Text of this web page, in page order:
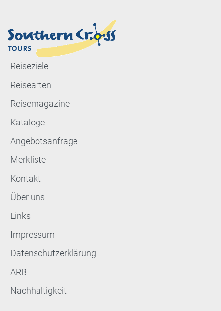
Reiseziele
Reisearten
Reisemagazine
Kataloge
Angebotsanfrage
Merkliste
Kontakt
Über uns
Links
Impressum
Datenschutzerklärung
ARB
Nachhaltigkeit